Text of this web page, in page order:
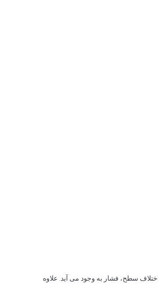
سطح، فشار به وجود می آید. علاوه